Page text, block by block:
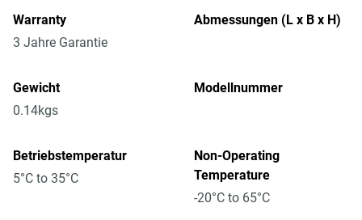
Warranty
3 Jahre Garantie
Abmessungen (L x B x H)
Gewicht
0.14kgs
Modellnummer
Betriebstemperatur
5°C to 35°C
Non-Operating
Temperature
-20°C to 65°C